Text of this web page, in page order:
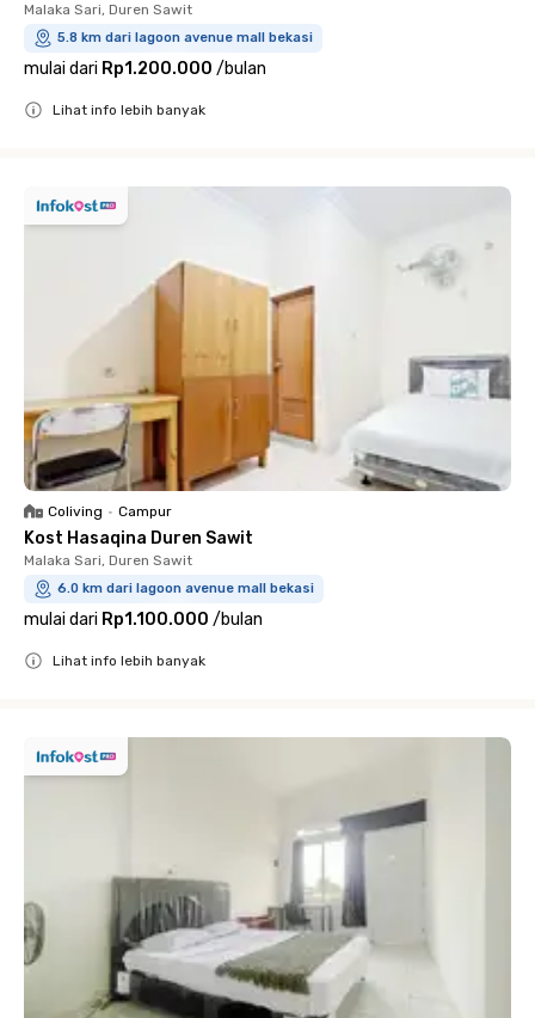
Malaka Sari, Duren Sawit
5.8 km dari lagoon avenue mall bekasi
mulai dari Rp1.200.000 /bulan
Lihat info lebih banyak
Coliving • Campur
Kost Hasaqina Duren Sawit
Malaka Sari, Duren Sawit
6.0 km dari lagoon avenue mall bekasi
mulai dari Rp1.100.000 /bulan
Lihat info lebih banyak